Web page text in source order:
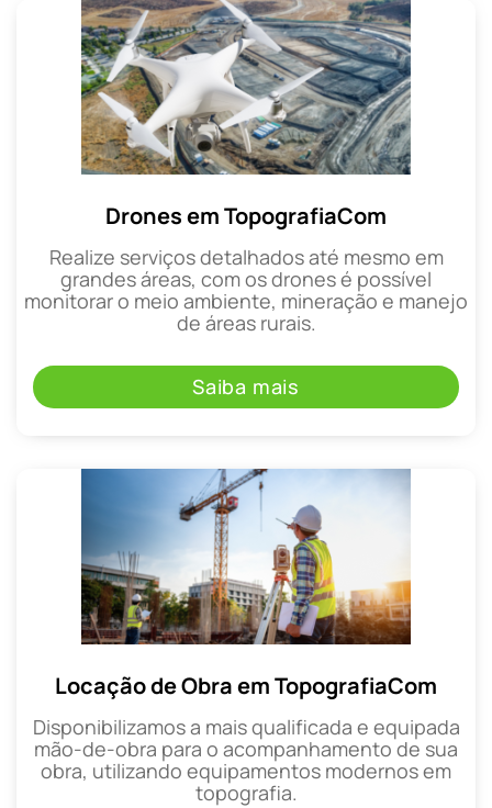
Drones em TopografiaCom
Realize serviços detalhados até mesmo em
grandes áreas, com os drones é possível
monitorar o meio ambiente, mineração e manejo
de áreas rurais.
Saiba mais
Locação de Obra em TopografiaCom
Disponibilizamos a mais qualificada e equipada
mão-de-obra para o acompanhamento de sua
obra, utilizando equipamentos modernos em
topografia.